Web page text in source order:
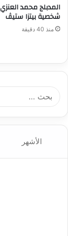
المدبلج محمد
شخصية بيتزا ستيڤ
منذ 40 دقيقة
الأشهر